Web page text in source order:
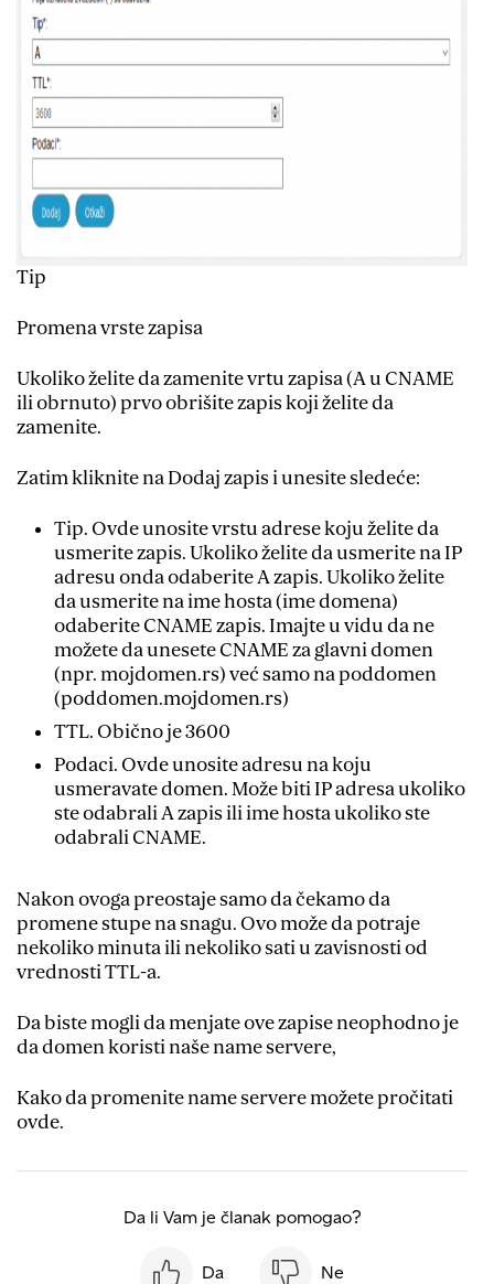
Tip
Promena vrste zapisa
Ukoliko želite da zamenite vrtu zapisa (A u CNAME
ili obrnuto) prvo obrišite zapis koji želite da
zamenite.
Zatim kliknite na Dodaj zapis i unesite sledeće:
Tip. Ovde unosite vrstu adrese koju želite da
usmerite zapis. Ukoliko želite da usmerite na IP
adresu onda odaberite A zapis. Ukoliko želite
da usmerite na ime hosta (ime domena)
odaberite CNAME zapis. Imajte u vidu da ne
možete da unesete CNAME za glavni domen
(npr. mojdomen.rs) već samo na poddomen
(poddomen.mojdomen.rs)
TTL. Obično je 3600
Podaci. Ovde unosite adresu na koju
usmeravate domen. Može biti IP adresa ukoliko
ste odabrali A zapis ili ime hosta ukoliko ste
odabrali CNAME.
Nakon ovoga preostaje samo da čekamo da
promene stupe na snagu. Ovo može da potraje
nekoliko minuta ili nekoliko sati u zavisnosti od
vrednosti TTL-a.
Da biste mogli da menjate ove zapise neophodno je
da domen koristi naše name servere,
Kako da promenite name servere možete pročitati
ovde.
Da li Vam je članak pomogao?
Da Ne